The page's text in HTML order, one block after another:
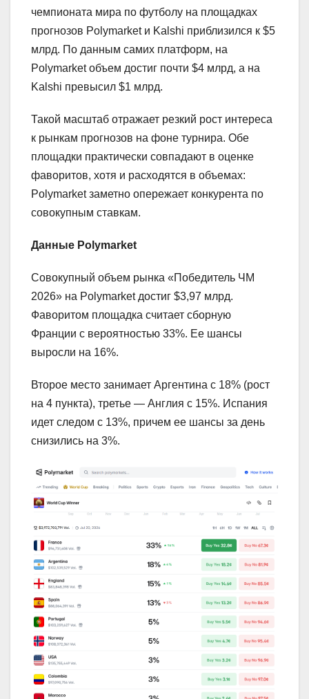
чемпионата мира по футболу на площадках
прогнозов Polymarket и Kalshi приблизился к $5
млрд. По данным самих платформ, на
Polymarket объем достиг почти $4 млрд, а на
Kalshi превысил $1 млрд.
Такой масштаб отражает резкий рост интереса
к рынкам прогнозов на фоне турнира. Обе
площадки практически совпадают в оценке
фаворитов, хотя и расходятся в объемах:
Polymarket заметно опережает конкурента по
совокупным ставкам.
Данные Polymarket
Совокупный объем рынка «Победитель ЧМ
2026» на Polymarket достиг $3,97 млрд.
Фаворитом площадка считает сборную
Франции с вероятностью 33%. Ее шансы
выросли на 16%.
Второе место занимает Аргентина с 18% (рост
на 4 пункта), третье — Англия с 15%. Испания
идет следом с 13%, причем ее шансы за день
снизились на 3%.